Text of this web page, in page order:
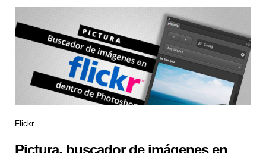
Flickr
Pictura, buscador de imágenes en